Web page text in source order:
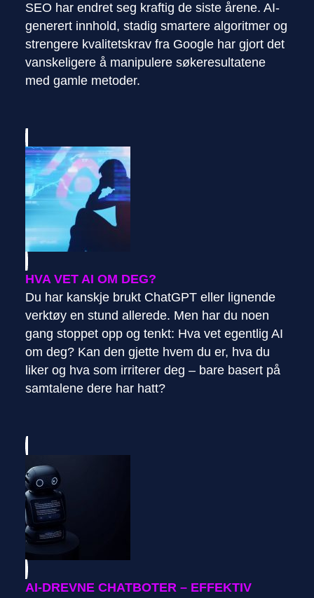
SEO har endret seg kraftig de siste årene. AI-
generert innhold, stadig smartere algoritmer og
strengere kvalitetskrav fra Google har gjort det
vanskeligere å manipulere søkeresultatene
med gamle metoder.
HVA VET AI OM DEG?
Du har kanskje brukt ChatGPT eller lignende
verktøy en stund allerede. Men har du noen
gang stoppet opp og tenkt: Hva vet egentlig AI
om deg? Kan den gjette hvem du er, hva du
liker og hva som irriterer deg – bare basert på
samtalene dere har hatt?
AI-DREVNE CHATBOTER – EFFEKTIV